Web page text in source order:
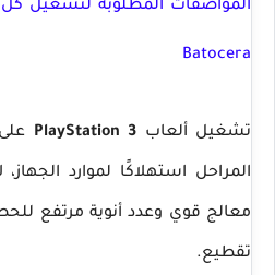
Batocera
تشغيل ألعاب PlayStation 3
معالج قوي وعدد أنوية مرتفع
تقطيع.